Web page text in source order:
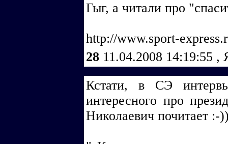
Гыг, а читали про
http://www.sport-
28 11.04.2008 14:19:55 ,
Кстати, в СЭ
интересного про
Николаевич почитает :-